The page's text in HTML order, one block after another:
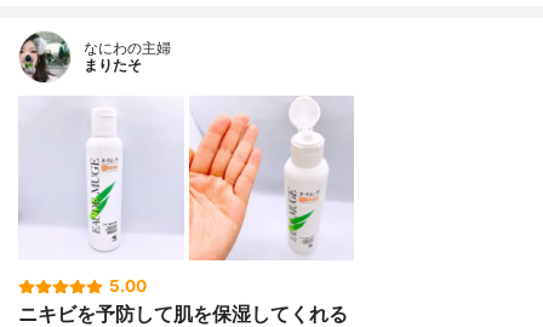
なにわの主婦
まりたそ
5.00
ニキビを予防して肌を保湿してくれる